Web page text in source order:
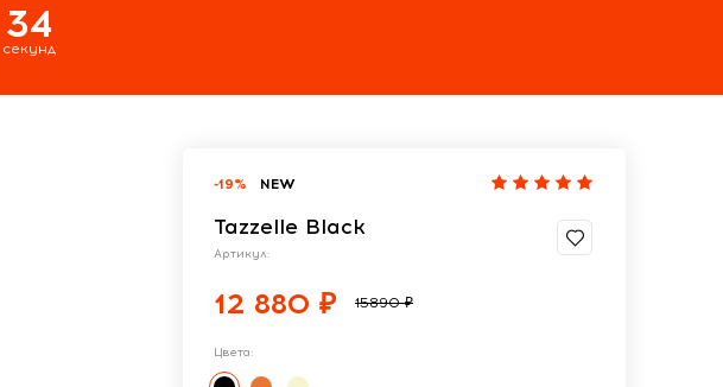
33
секунд
-19% NEW
Tazzelle Black
Артикул:
12 880 ₽ 15890 ₽
Цвета: